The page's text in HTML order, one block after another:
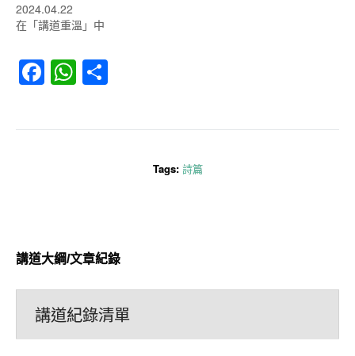
2024.04.22
在「講道重溫」中
Facebook
WhatsApp
Tags: 詩篇
講道大綱/文章紀錄
講道紀錄清單